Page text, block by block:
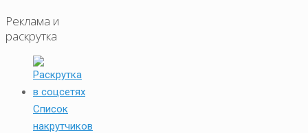
Реклама и
раскрутка
Список
накрутчиков